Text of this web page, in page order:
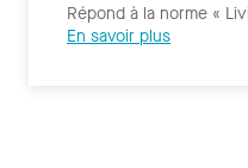
Répond à la norme «
En savoir plus